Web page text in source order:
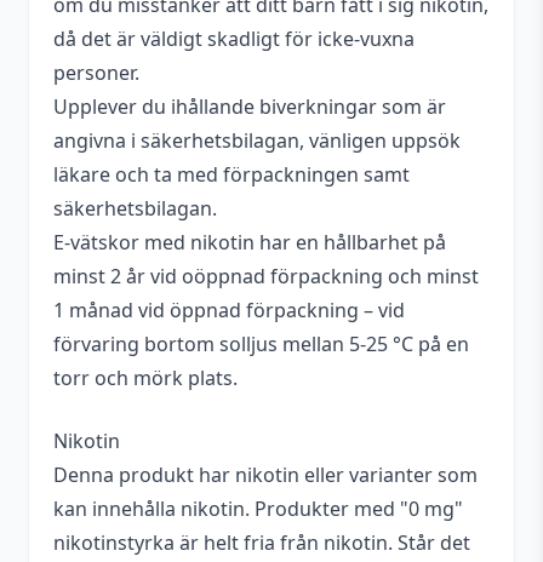
då det är väldigt skadligt för icke-vuxna
personer.
Upplever du ihållande biverkningar som är
angivna i säkerhetsbilagan, vänligen uppsök
läkare och ta med förpackningen samt
säkerhetsbilagan.
E-vätskor med nikotin har en hållbarhet på
minst 2 år vid oöppnad förpackning och minst
1 månad vid öppnad förpackning – vid
förvaring bortom solljus mellan 5-25 °C på en
torr och mörk plats.
Nikotin
Denna produkt har nikotin eller varianter som
kan innehålla nikotin. Produkter med "0 mg"
nikotinstyrka är helt fria från nikotin. Står det